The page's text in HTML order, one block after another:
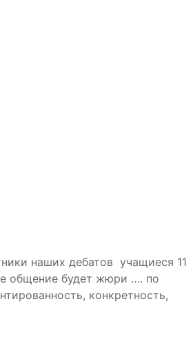
наших дебатов учащиеся 11
общение будет жюри …. по
конкретность,